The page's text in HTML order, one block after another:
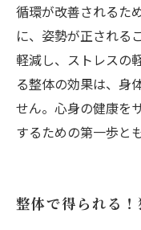
循環が改善されるた
に、姿勢が正される
軽減し、ストレスの
る整体の効果は、身
せん。心身の健康を
するための第一歩と
整体で得られる